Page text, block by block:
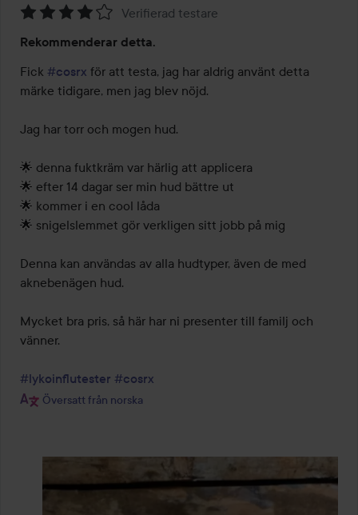
4
av
5
Verifierad testare
Rekommenderar detta.
Fick #cosrx för att testa, jag har aldrig använt detta
märke tidigare, men jag blev nöjd.
Jag har torr och mogen hud.
🌟 denna fuktkräm var härlig att applicera
🌟 efter 14 dagar ser min hud bättre ut
🌟 kommer i en cool låda
🌟 snigelslemmet gör verkligen sitt jobb på mig
Denna kan användas av alla hudtyper, även de med
aknebenägen hud.
Mycket bra pris, så här har ni presenter till familj och
vänner.
#lykoinflutester #cosrx
Översatt från norska